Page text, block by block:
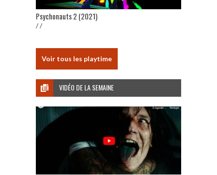
Psychonauts 2 (2021)
/ /
Voir tous les playtime
VIDÉO DE LA SEMAINE